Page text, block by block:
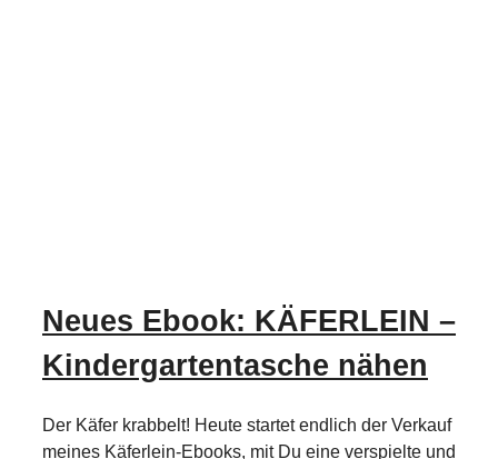
Neues Ebook: KÄFERLEIN –
Kindergartentasche nähen
Der Käfer krabbelt! Heute startet endlich der Verkauf
meines Käferlein-Ebooks, mit Du eine verspielte und